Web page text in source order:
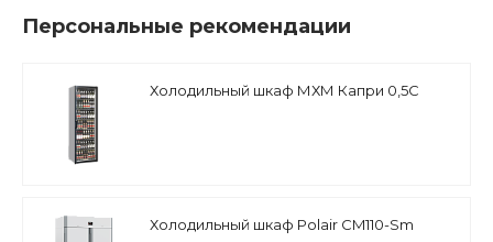
Персональные рекомендации
Холодильный шкаф МХМ Капри 0,5С
Холодильный шкаф Polair CM110-Sm